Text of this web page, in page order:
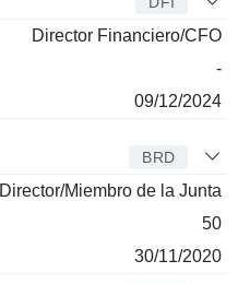
Director Financiero/CFO
-
09/12/2024
BRD
Director/Miembro de la Junta
50
30/11/2020